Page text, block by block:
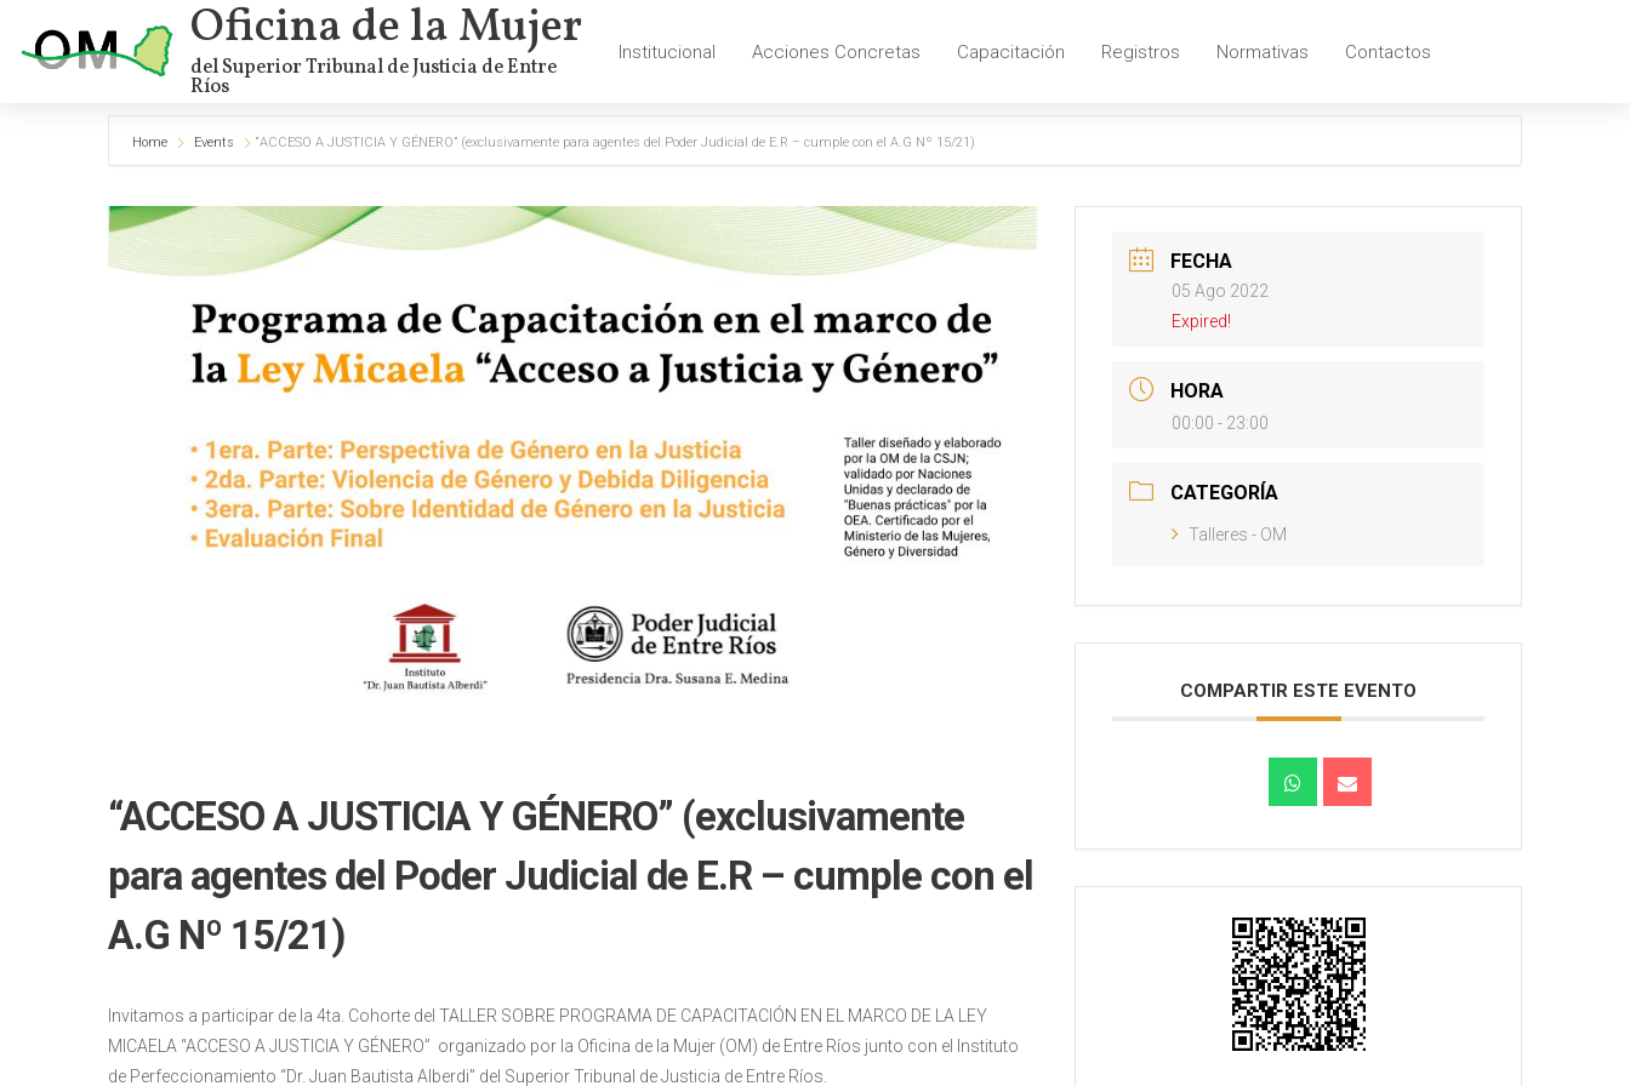
Oficina de la Mujer
del Superior Tribunal de Justicia de Entre
Ríos
Institucional Acciones Concretas Capacitación Registros Normativas Contactos
Home Events “ACCESO A JUSTICIA Y GÉNERO” (exclusivamente para agentes del Poder Judicial de E.R – cumple con el A.G Nº 15/21)
“ACCESO A JUSTICIA Y GÉNERO” (exclusivamente
para agentes del Poder Judicial de E.R – cumple con el
A.G Nº 15/21)
Invitamos a participar de la 4ta. Cohorte del TALLER SOBRE PROGRAMA DE CAPACITACIÓN EN EL MARCO DE LA LEY
MICAELA “ACCESO A JUSTICIA Y GÉNERO” organizado por la Oficina de la Mujer (OM) de Entre Ríos junto con el Instituto
de Perfeccionamiento “Dr. Juan Bautista Alberdi” del Superior Tribunal de Justicia de Entre Ríos.
FECHA
05 Ago 2022
Expired!
HORA
00:00 - 23:00
CATEGORÍA
Talleres - OM
COMPARTIR ESTE EVENTO